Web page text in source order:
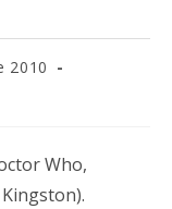
2010
Who,